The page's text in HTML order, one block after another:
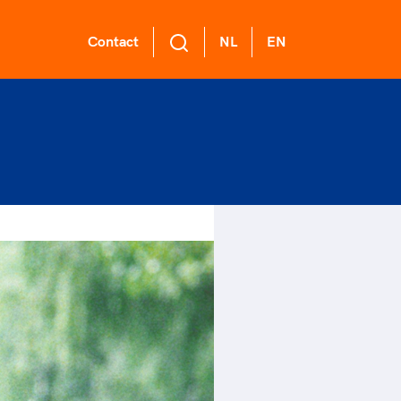
tijdens een rondje
door samen te skaten of
de sportschool te gaan.
samen te juichen voor Sifan
Rico Verhoeven, Diede
en het Nederlands
Of met trots te genieten
karatewedstrijd van je
de halve marathon van
langs de lijn, in de
kantine en online?
vooral niet? Een
geeft hier richting
een belangrijk
van het clubbeleid
en ongewenst
functies binnen
experts,
(technisch)
en
Contact NL EN